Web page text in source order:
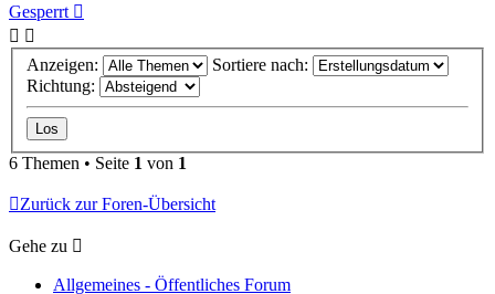
Gesperrt
Anzeigen:
Sortiere nach:
Richtung:
6 Themen • Seite 1 von 1
Zurück zur Foren-Übersicht
Gehe zu
Allgemeines - Öffentliches Forum